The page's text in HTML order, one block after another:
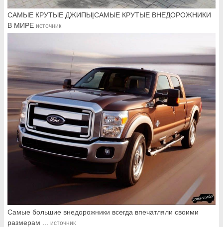
САМЫЕ КРУТЫЕ ДЖИПЫ|САМЫЕ КРУТЫЕ ВНЕДОРОЖНИКИ
В МИРЕ источник
Самые большие внедорожники всегда впечатляли своими
размерам ...
источник